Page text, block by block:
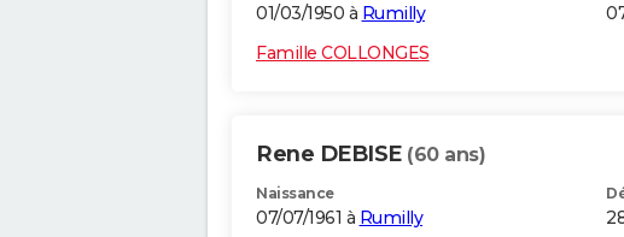
01/03/1950 à Rumilly
Famille COLLONGES
Rene DEBISE (60 ans)
Naissance
07/07/1961 à Rumilly